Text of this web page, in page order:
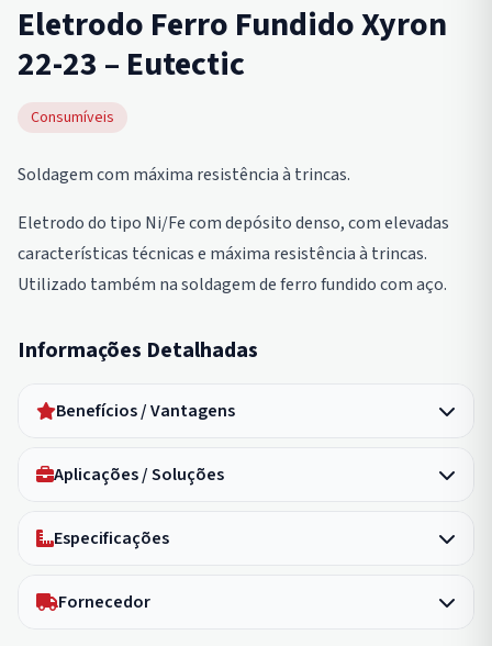
Eletrodo Ferro Fundido Xyron
22-23 – Eutectic
Consumíveis
Soldagem com máxima resistência à trincas.
Eletrodo do tipo Ni/Fe com depósito denso, com elevadas
características técnicas e máxima resistência à trincas.
Utilizado também na soldagem de ferro fundido com aço.
Informações Detalhadas
Benefícios / Vantagens
Aplicações / Soluções
Especificações
Fornecedor